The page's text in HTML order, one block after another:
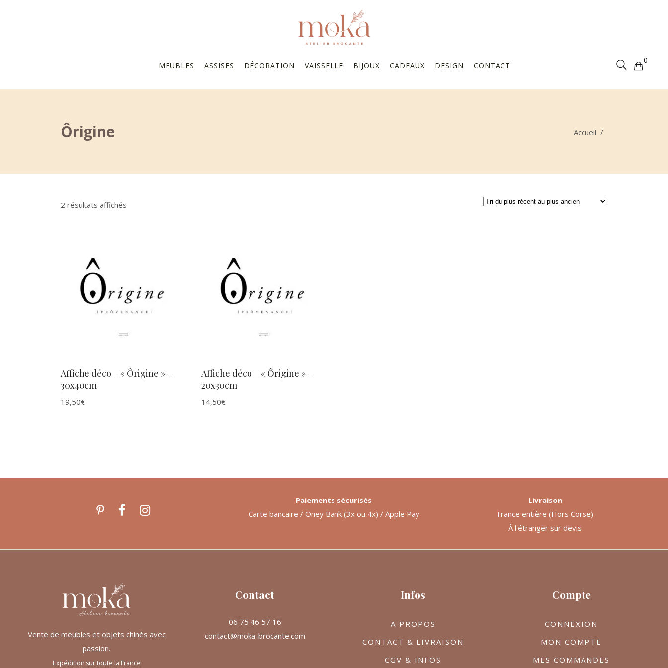
MEUBLES ASSISES DÉCORATION VAISSELLE BIJOUX CADEAUX DESIGN CONTACT
0
Votre sélection est vide
Ôrigine Accueil /
2 résultats affichés
au
plus
ancien
AJOUTER AU PANIER
Affiche déco – « Ôrigine » –
30x40cm
19,50€
AJOUTER AU PANIER
Affiche déco – « Ôrigine » –
20x30cm
14,50€
Vente de meubles et objets chinés avec
passion.
Expédition sur toute la France
Contact
06 75 46 57 16
contact@moka-brocante.com
Infos
A PROPOS
CONTACT & LIVRAISON
CGV & INFOS
Compte
CONNEXION
MON COMPTE
MES COMMANDES
Paiements sécurisés
Carte bancaire / Oney Bank (3x ou 4x) / Apple Pay
Livraison
France entière (Hors Corse)
À l'étranger sur devis